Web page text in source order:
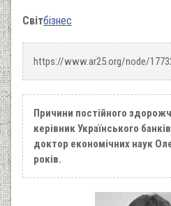
Світбізнес
https://www.ar25.org/node/
Причини постійного
керівник Українського
доктор економічних наук
років.